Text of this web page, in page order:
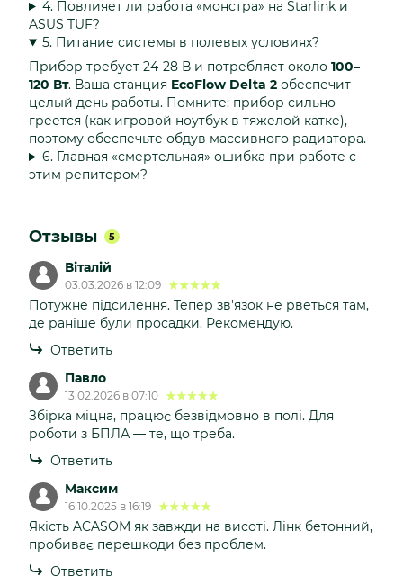
4. Повлияет ли работа «монстра» на Starlink и
ASUS TUF?
5. Питание системы в полевых условиях?
Прибор требует 24-28 В и потребляет около 100–
120 Вт. Ваша станция EcoFlow Delta 2 обеспечит
целый день работы. Помните: прибор сильно
греется (как игровой ноутбук в тяжелой катке),
поэтому обеспечьте обдув массивного радиатора.
6. Главная «смертельная» ошибка при работе с
этим репитером?
Отзывы 5
Віталій
03.03.2026 в 12:09
Потужне підсилення. Тепер зв'язок не рветься там,
де раніше були просадки. Рекомендую.
Ответить
Павло
13.02.2026 в 07:10
Збірка міцна, працює безвідмовно в полі. Для
роботи з БПЛА — те, що треба.
Ответить
Максим
16.10.2025 в 16:19
Якість ACASOM як завжди на висоті. Лінк бетонний,
пробиває перешкоди без проблем.
Ответить